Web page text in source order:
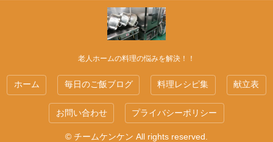
老人ホームの料理の悩みを解決！！
ホーム 毎日のご飯ブログ 料理レシピ集 献立表
お問い合わせ プライバシーポリシー
© チームケンケン All rights reserved.